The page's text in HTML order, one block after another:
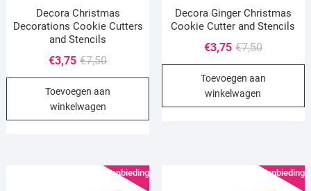
Decora Christmas
Decorations Cookie Cutters
and Stencils
€7,50Oorspronkelijke
prijs
was:
€3,75
Huidige
prijs
is:
Toevoegen aan
winkelwagen
Decora Ginger Christmas
Cookie Cutter and Stencils
€7,50
prijs
was:
€3,75
Huidige
prijs
is:
Toevoegen aan
winkelwagen
Aanbieding! Aanbieding!